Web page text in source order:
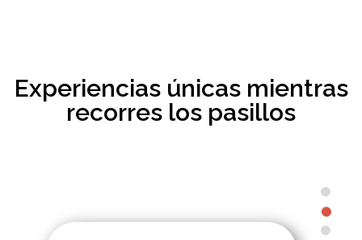
Experiencias únicas mientras
recorres los pasillos